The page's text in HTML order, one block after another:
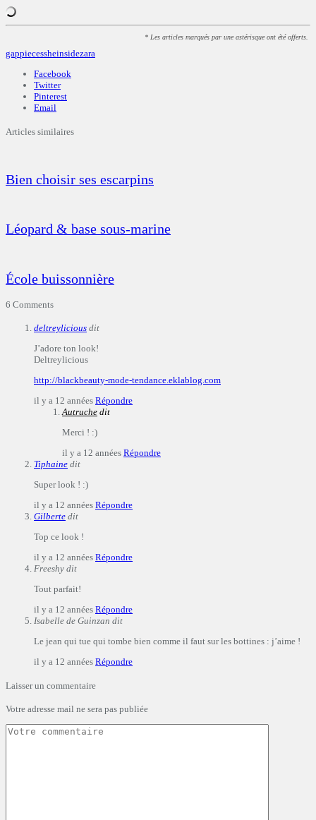
* Les articles marqués par une astérisque ont été offerts.
gappiecessheinsidezara
Facebook
Twitter
Pinterest
Email
Articles similaires
Bien choisir ses escarpins
Léopard & base sous-marine
École buissonnière
6 Comments
deltreylicious dit
J’adore ton look!
Deltreylicious
http://blackbeauty-mode-tendance.eklablog.com
il y a 12 années Répondre
Autruche dit
Merci ! :)
il y a 12 années Répondre
Tiphaine dit
Super look ! :)
il y a 12 années Répondre
Gilberte dit
Top ce look !
il y a 12 années Répondre
Freeshy dit
Tout parfait!
il y a 12 années Répondre
Isabelle de Guinzan dit
Le jean qui tue qui tombe bien comme il faut sur les bottines : j’aime !
il y a 12 années Répondre
Laisser un commentaire
Votre adresse mail ne sera pas publiée